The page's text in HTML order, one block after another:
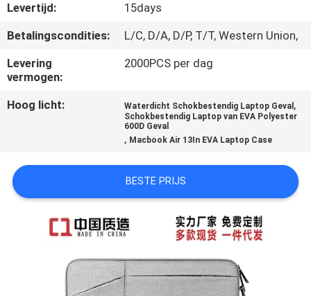
Levertijd:
15days
Betalingscondities:
L/C, D/A, D/P, T/T, Western Union,
Levering
vermogen:
2000PCS per dag
Hoog licht: Waterdicht Schokbestendig Laptop Geval ,
Schokbestendig Laptop van EVA Polyester
600D Geval
, Macbook Air 13In EVA Laptop Case
BESTE PRIJS